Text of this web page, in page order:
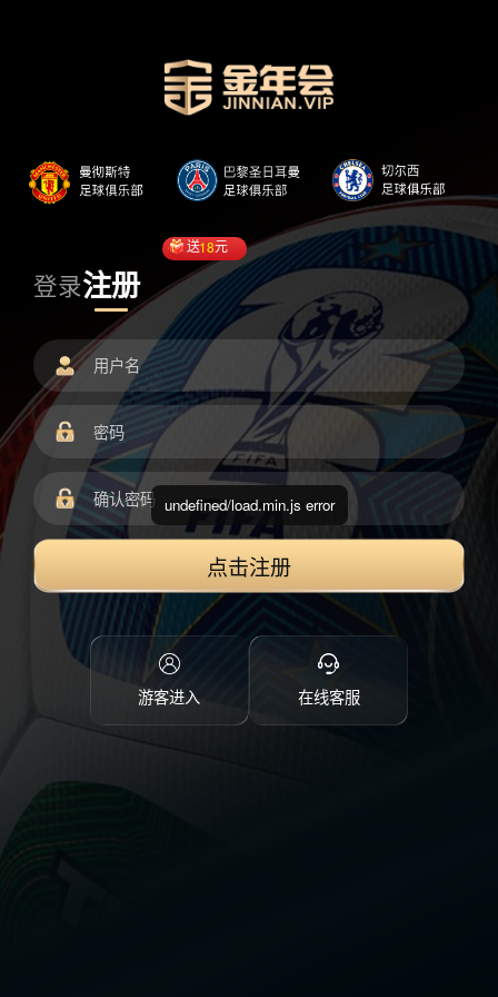
登录注册
送18元
点击注册
游客进入 在线客服
undefined/load.min.js error